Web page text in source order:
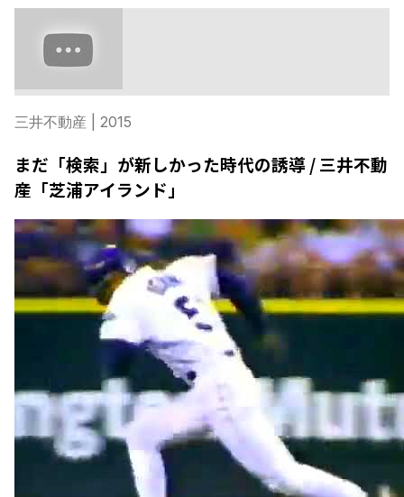
三井不動産 | 2015
まだ「検索」が新しかった時代の誘導 / 三井不動
産「芝浦アイランド」